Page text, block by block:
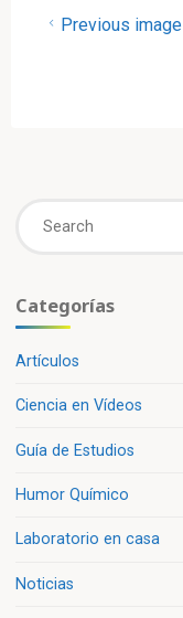
Previous image
Categorías
Artículos
Ciencia en Vídeos
Guía de Estudios
Humor Químico
Laboratorio en casa
Noticias